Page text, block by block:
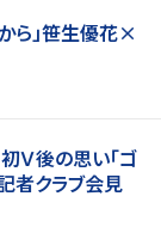
ら」笹生優花×
Ｖ後の思い「ゴ
者クラブ会見